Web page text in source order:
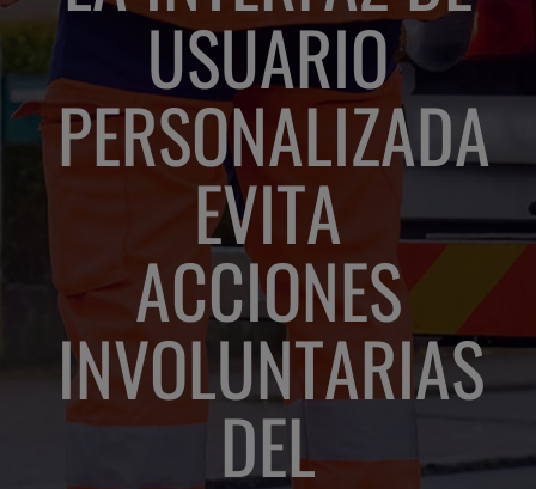
USUARIO
PERSONALIZADA
EVITA
ACCIONES
INVOLUNTARIAS
DEL